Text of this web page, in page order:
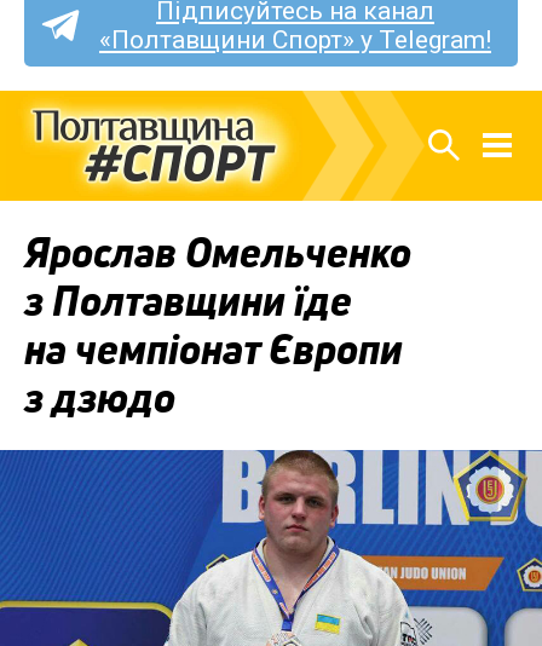
Підписуйтесь на канал
«Полтавщини Спорт» у Telegram!
Ярослав Омельченко
з Полтавщини їде
на чемпіонат Європи
з дзюдо